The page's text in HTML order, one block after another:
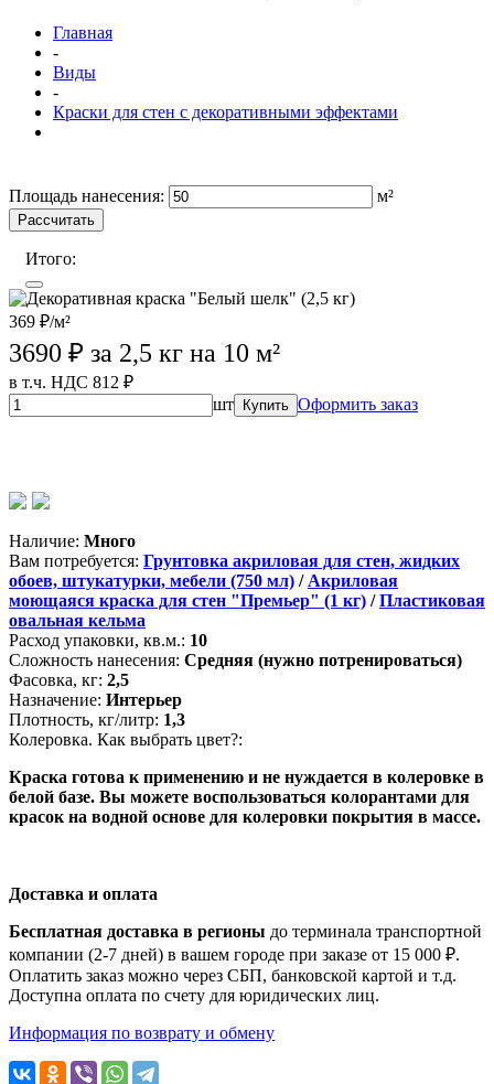
Главная
-
Виды
-
Краски для стен с декоративными эффектами
Площадь нанесения:
м²
Рассчитать
Итого:
369 ₽/м²
3690 ₽ за 2,5 кг на 10 м²
в т.ч. НДС 812 ₽
шт
Купить Оформить заказ
Наличие: Много
Вам потребуется: Грунтовка акриловая для стен, жидких
обоев, штукатурки, мебели (750 мл) / Акриловая
моющаяся краска для стен "Премьер" (1 кг) /Пластиковая
овальная кельма
Расход упаковки, кв.м.: 10
Сложность нанесения: Средняя (нужно потренироваться)
Фасовка, кг: 2,5
Назначение: Интерьер
Плотность, кг/литр: 1,3
Колеровка. Как выбрать цвет?:
Краска готова к применению и не нуждается в колеровке в
белой базе. Вы можете воспользоваться колорантами для
красок на водной основе для колеровки покрытия в массе.
Доставка и оплата
Бесплатная доставка в регионы до терминала транспортной
компании (2-7 дней) в вашем городе при заказе от 15 000 ₽.
Оплатить заказ можно через СБП, банковской картой и т.д.
Доступна оплата по счету для юридических лиц.
Информация по возврату и обмену